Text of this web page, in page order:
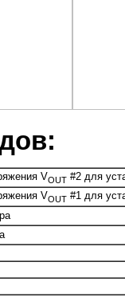
VOUT #2 для
VOUT #1 для